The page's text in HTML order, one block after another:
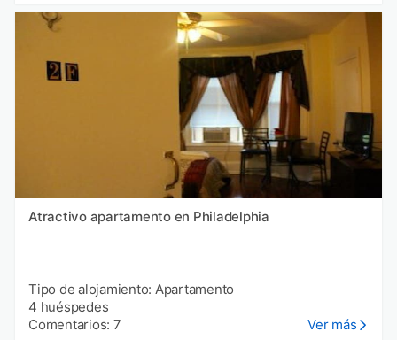
Atractivo apartamento en Philadelphia
Tipo de alojamiento: Apartamento
4 huéspedes
Comentarios: 7
Ver más